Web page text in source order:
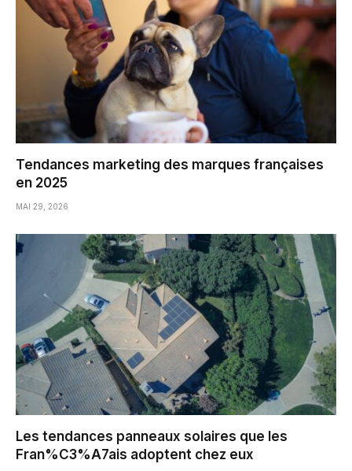
Tendances marketing des marques françaises
en 2025
MAI 29, 2026
Les tendances panneaux solaires que les
Fran%C3%A7ais adoptent chez eux